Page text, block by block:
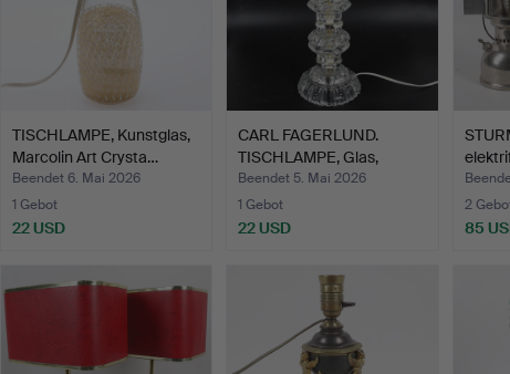
TISCHLAMPE, Kunstglas,
Marcolin Art Crysta…
Beendet 6. Mai 2026
1 Gebot
22 USD
CARL FAGERLUND.
TISCHLAMPE, Glas,
Orrefors…
Beendet 5. Mai 2026
1 Gebot
22 USD
2
85